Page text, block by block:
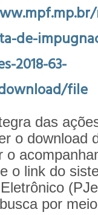
de-
2018-63-
file
das
o download
o
o link do
por